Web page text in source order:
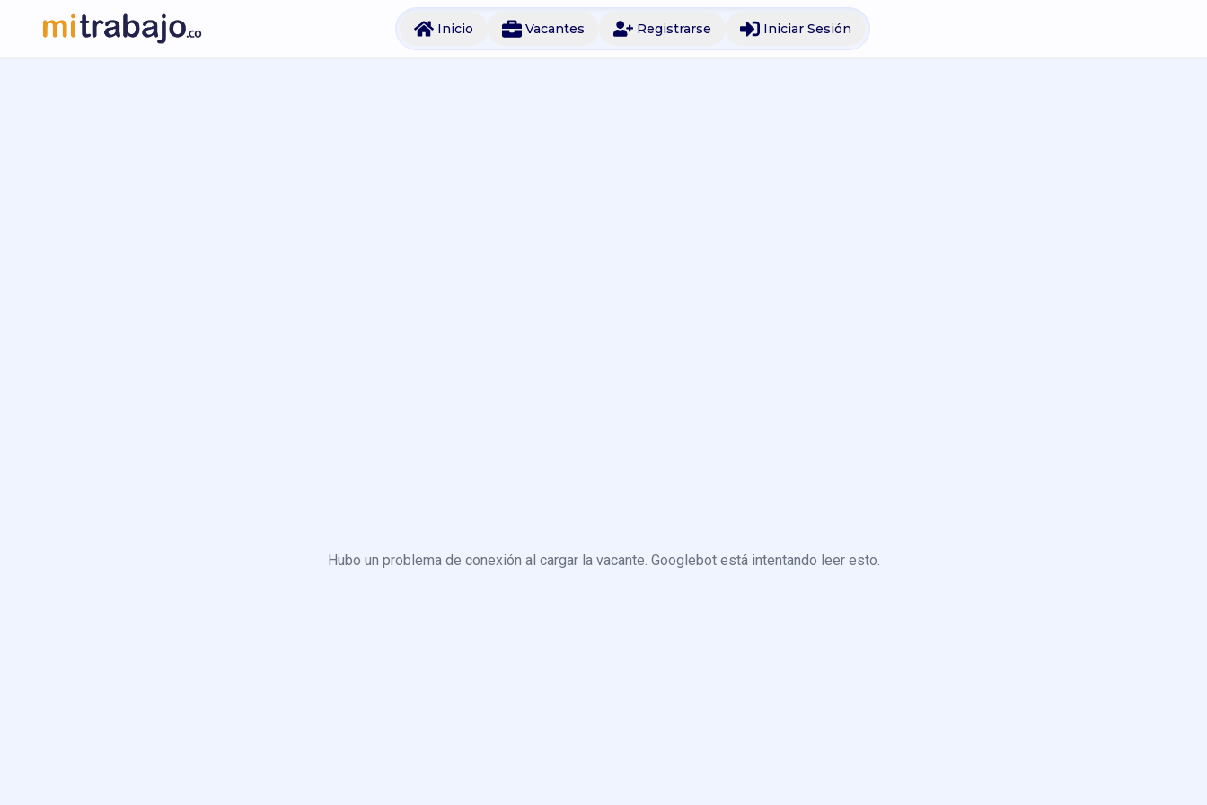
Inicio Vacantes Registrarse Iniciar Sesión
Hubo un problema de conexión al cargar la vacante. Googlebot está intentando leer esto.